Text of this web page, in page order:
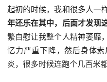
起初的时候，我和很多人一
年还乐在其中，后面才发现
繁自慰让我整个人精神萎靡
忆力严重下降，然后身体
炎，很多时候连跑个几百米都